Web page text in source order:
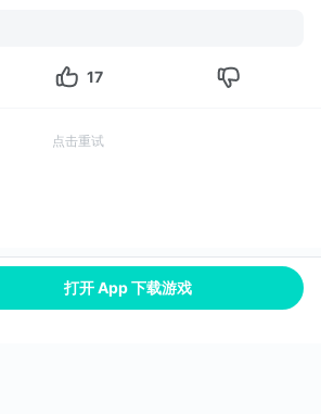
暖暖在我为数不多的幼时游戏生涯里画上一
17
点击重试
打开 App 下载游戏